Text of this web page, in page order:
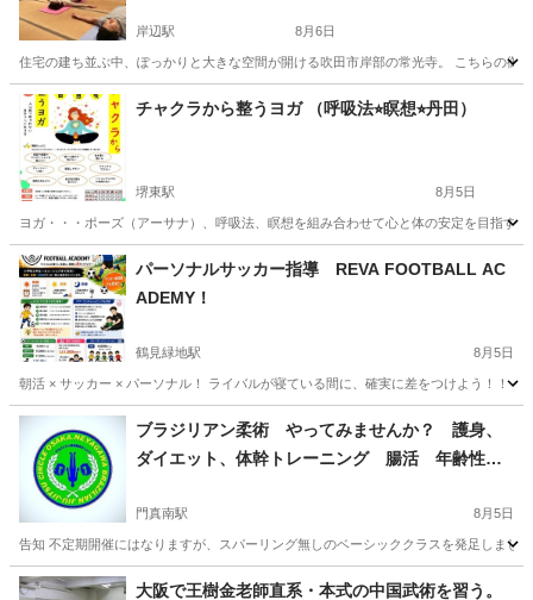
岸辺駅 8月6日
住宅の建ち並ぶ中、ぽっかりと大きな空間が開ける吹田市岸部の常光寺。 こちらの
大阪 吹田市 岸辺駅 ヨガ お寺
チャクラから整うヨガ （呼吸法⭐︎瞑想⭐︎丹田）
堺東駅 8月5日
ヨガ・・・ポーズ（アーサナ）、呼吸法、瞑想を組み合わせて心と体の安定を目指す
大阪 堺市 堺東駅 気功 呼吸法
パーソナルサッカー指導 REVA FOOTBALL AC
ADEMY！
鶴見緑地駅 8月5日
朝活 × サッカー × パーソナル！ ライバルが寝ている間に、確実に差をつけよう！！
大阪 大阪市 鶴見緑地駅 サッカー パーソナル
ブラジリアン柔術 やってみませんか？ 護身、
ダイエット、体幹トレーニング 腸活 年齢性別
門真南駅 8月5日
告知 不定期開催にはなりますが、スパーリング無しのベーシッククラスを発足しま
大阪 門真市 門真南駅 空手/他格闘技 ブラジリアン柔術
大阪で王樹金老師直系・本式の中国武術を習う。